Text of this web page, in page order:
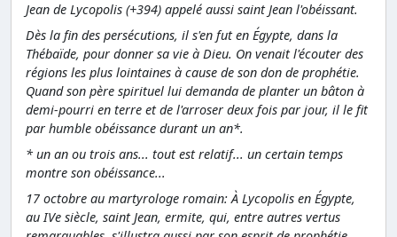
Jean de Lycopolis (+394) appelé aussi saint Jean l'obéissant.
Dès la fin des persécutions, il s'en fut en Égypte, dans la
Thébaïde, pour donner sa vie à Dieu. On venait l'écouter des
régions les plus lointaines à cause de son don de prophétie.
Quand son père spirituel lui demanda de planter un bâton à
demi-pourri en terre et de l'arroser deux fois par jour, il le fit
par humble obéissance durant un an*.
* un an ou trois ans... tout est relatif... un certain temps
montre son obéissance...
17 octobre au martyrologe romain: À Lycopolis en Égypte,
au IVe siècle, saint Jean, ermite, qui, entre autres vertus